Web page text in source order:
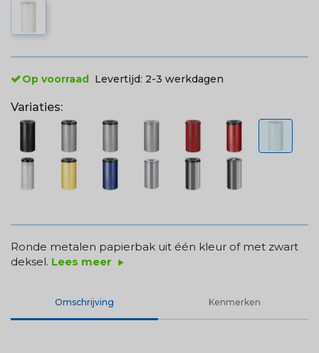
Op voorraad Levertijd: 2-3 werkdagen
Variaties:
Ronde metalen papierbak uit één kleur of met zwart
deksel. Lees meer play_arrow
Omschrijving Kenmerken